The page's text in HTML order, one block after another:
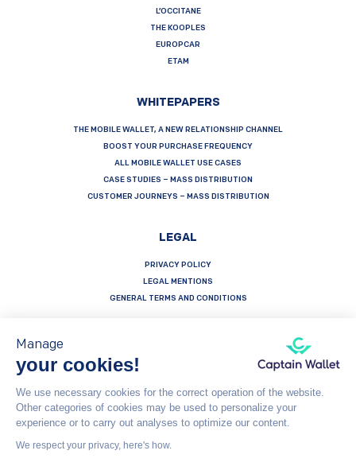
L’OCCITANE
THE KOOPLES
EUROPCAR
ETAM
WHITEPAPERS
THE MOBILE WALLET, A NEW RELATIONSHIP CHANNEL
BOOST YOUR PURCHASE FREQUENCY
ALL MOBILE WALLET USE CASES
CASE STUDIES – MASS DISTRIBUTION
CUSTOMER JOURNEYS – MASS DISTRIBUTION
LEGAL
PRIVACY POLICY
LEGAL MENTIONS
GENERAL TERMS AND CONDITIONS
Captain Wallet (by Brevo) is made with heart by Carving Labs - 106 Blvd Haussmann - 75008 - Paris
© Captain Wallet 2023General Terms and Conditions
Manage
your cookies!
We use necessary cookies for the correct operation of the website.
Other categories of cookies may be used to personalize your
experience or to carry out analyses to optimize our content.
We respect your privacy, here's how.